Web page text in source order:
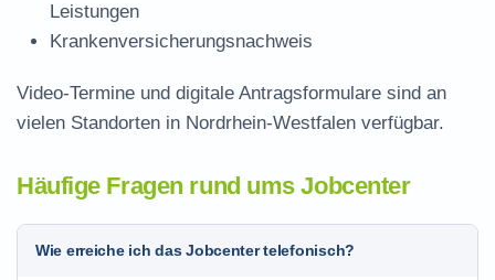
Leistungen
Krankenversicherungsnachweis
Video-Termine und digitale Antragsformulare sind an
vielen Standorten in Nordrhein-Westfalen verfügbar.
Häufige Fragen rund ums Jobcenter
Wie erreiche ich das Jobcenter telefonisch?